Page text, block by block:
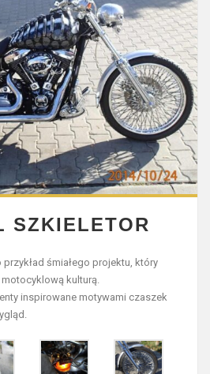
SZKIELETOR
śmiałego projektu, który
kulturą.
inspirowane motywami czaszek